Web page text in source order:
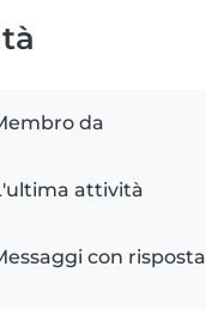
da
attività
con risposta